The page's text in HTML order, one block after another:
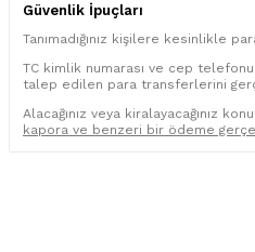
Güvenlik İpuçları
Tanımadığınız kişilere kesinlikle
TC kimlik numarası ve cep telefonu
talep edilen para transferlerini
Alacağınız veya kiralayacağınız
kapora ve benzeri bir ödeme